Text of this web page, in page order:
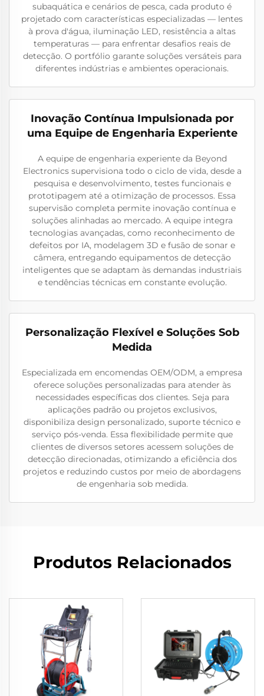
subaquática e cenários de pesca, cada produto é
projetado com características especializadas — lentes
à prova d'água, iluminação LED, resistência a altas
temperaturas — para enfrentar desafios reais de
detecção. O portfólio garante soluções versáteis para
diferentes indústrias e ambientes operacionais.
Inovação Contínua Impulsionada por
uma Equipe de Engenharia Experiente
A equipe de engenharia experiente da Beyond
Electronics supervisiona todo o ciclo de vida, desde a
pesquisa e desenvolvimento, testes funcionais e
prototipagem até a otimização de processos. Essa
supervisão completa permite inovação contínua e
soluções alinhadas ao mercado. A equipe integra
tecnologias avançadas, como reconhecimento de
defeitos por IA, modelagem 3D e fusão de sonar e
câmera, entregando equipamentos de detecção
inteligentes que se adaptam às demandas industriais
e tendências técnicas em constante evolução.
Personalização Flexível e Soluções Sob
Medida
Especializada em encomendas OEM/ODM, a empresa
oferece soluções personalizadas para atender às
necessidades específicas dos clientes. Seja para
aplicações padrão ou projetos exclusivos,
disponibiliza design personalizado, suporte técnico e
serviço pós-venda. Essa flexibilidade permite que
clientes de diversos setores acessem soluções de
detecção direcionadas, otimizando a eficiência dos
projetos e reduzindo custos por meio de abordagens
de engenharia sob medida.
Produtos Relacionados